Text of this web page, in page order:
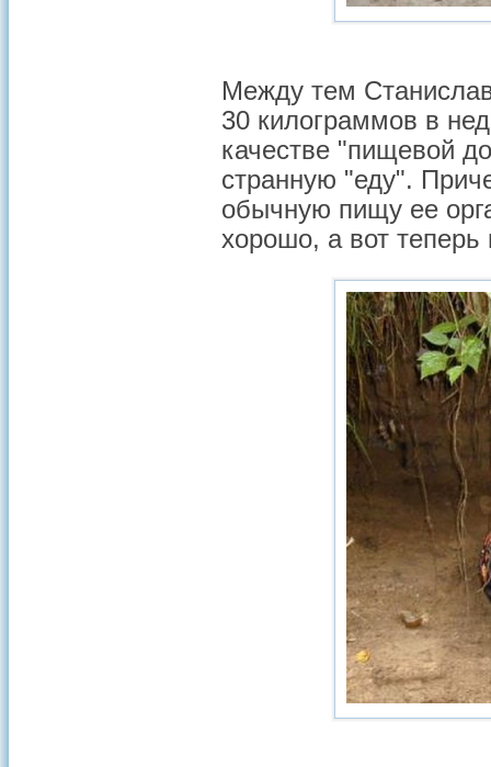
Между тем
30 килограммов в
качестве "пищевой
странную "еду".
обычную пищу ее
хорошо, а вот теперь